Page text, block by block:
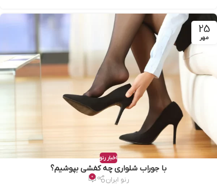
25
مهر
اخبار رنو
با جوراب شلواری چه کفشی بپوشیم؟
رنو ایران 0